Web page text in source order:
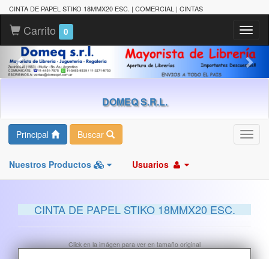
CINTA DE PAPEL STIKO 18MMX20 ESC. | COMERCIAL | CINTAS
Carrito 0
DOMEQ S.R.L.
Principal Buscar
Nuestros Productos Usuarios
CINTA DE PAPEL STIKO 18MMX20 ESC.
Click en la imágen para ver en tamaño original